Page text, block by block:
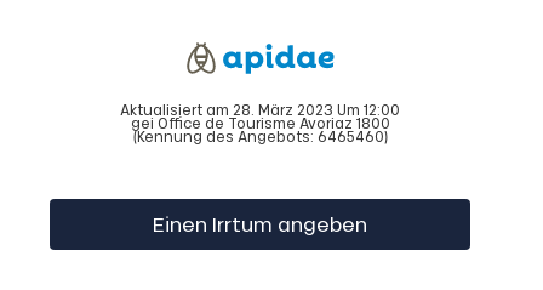
Aktualisiert am 28. März 2023 Um 12:00
gei Office de Tourisme Avoriaz 1800
(Kennung des Angebots: 6465460)
Einen Irrtum angeben